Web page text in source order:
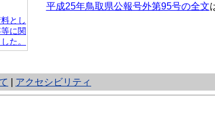
とし
に関
た。
平成25年鳥取県公報号外第95号の全文
アクセシビリティ